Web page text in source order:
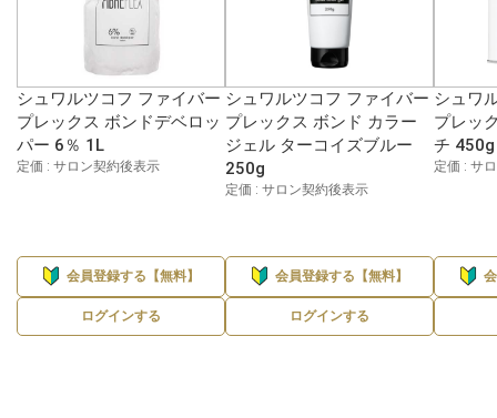
シュワルツコフ ファイバー
プレックス ボンドデベロッ
パー 6％ 1L
定価 : サロン契約後表示
会員登録する【無料】
ログインする
シュワルツコフ ファイバー
プレックス ボンド カラー
ジェル ターコイズブルー
250g
定価 : サロン契約後表示
会員登録する【無料】
ログインする
シュワ
プレッ
チ 450g
定価 : サ